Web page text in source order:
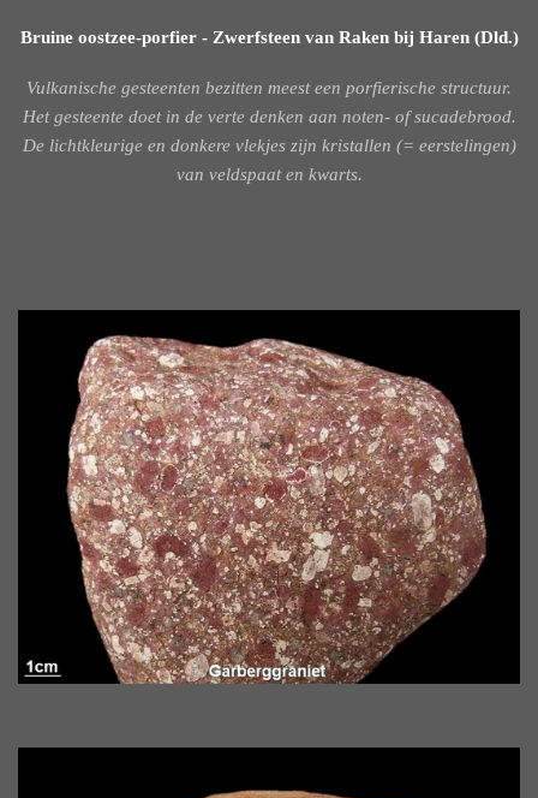
Bruine oostzee-porfier - Zwerfsteen van Raken bij Haren (Dld.)
Vulkanische gesteenten bezitten meest een porfierische structuur.
Het gesteente doet in de verte denken aan noten- of sucadebrood.
De lichtkleurige en donkere vlekjes zijn kristallen (= eerstelingen)
van veldspaat en kwarts.